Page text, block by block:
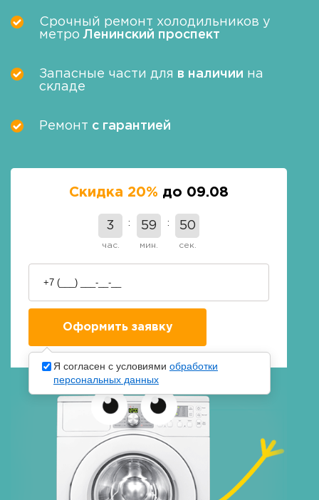
Срочный ремонт холодильников у
метроЛенинский проспект
Запасные части для в наличии на
складе
Ремонт с гарантией
Скидка 20% до 09.08
3
час.
59
мин.
49
сек.
Я согласен с условиями обработки
персональных данных